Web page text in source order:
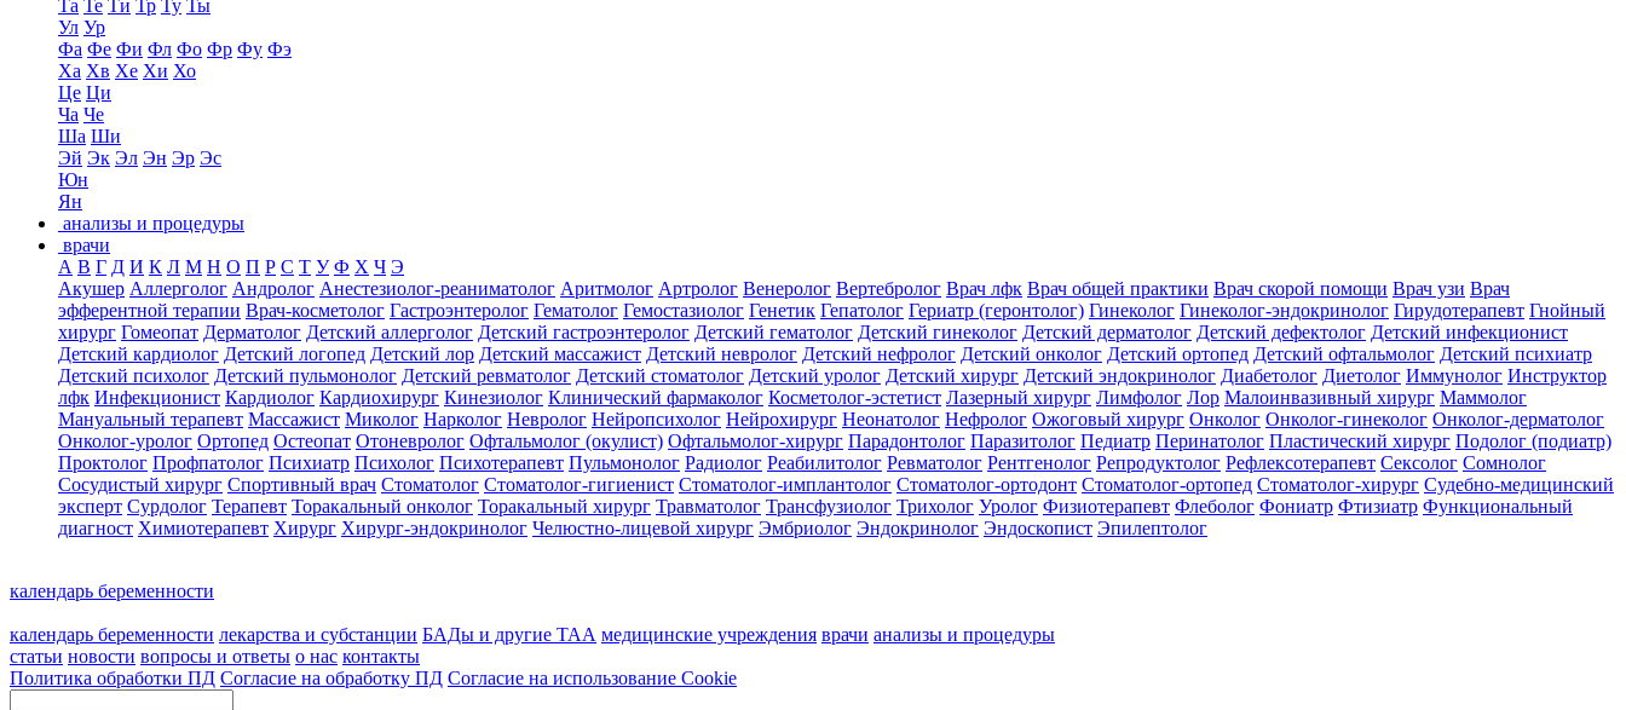
Та Те Ти Тр Ту Ты
Ул Ур
Фа Фе Фи Фл Фо Фр Фу Фэ
Ха Хв Хе Хи Хо
Це Ци
Ча Че
Ша Ши
Эй Эк Эл Эн Эр Эс
Юн
Ян
анализы и процедуры
врачи
А В Г Д И К Л М Н О П Р С Т У Ф Х Ч Э
Акушер Аллерголог Андролог Анестезиолог-реаниматолог Аритмолог Артролог Венеролог Вертебролог Врач лфк Врач общей практики Врач скорой помощи Врач узи Врач
эфферентной терапии Врач-косметолог Гастроэнтеролог Гематолог Гемостазиолог Генетик Гепатолог Гериатр (геронтолог) Гинеколог Гинеколог-эндокринолог Гирудотерапевт Гнойный
хирург Гомеопат Дерматолог Детский аллерголог Детский гастроэнтеролог Детский гематолог Детский гинеколог Детский дерматолог Детский дефектолог Детский инфекционист
Детский кардиолог Детский логопед Детский лор Детский массажист Детский невролог Детский нефролог Детский онколог Детский ортопед Детский офтальмолог Детский психиатр
Детский психолог Детский пульмонолог Детский ревматолог Детский стоматолог Детский уролог Детский хирург Детский эндокринолог Диабетолог Диетолог Иммунолог Инструктор
лфк Инфекционист Кардиолог Кардиохирург Кинезиолог Клинический фармаколог Косметолог-эстетист Лазерный хирург Лимфолог Лор Малоинвазивный хирург Маммолог
Мануальный терапевт Массажист Миколог Нарколог Невролог Нейропсихолог Нейрохирург Неонатолог Нефролог Ожоговый хирург Онколог Онколог-гинеколог Онколог-дерматолог
Онколог-уролог Ортопед Остеопат Отоневролог Офтальмолог (окулист) Офтальмолог-хирург Парадонтолог Паразитолог Педиатр Перинатолог Пластический хирург Подолог (подиатр)
Проктолог Профпатолог Психиатр Психолог Психотерапевт Пульмонолог Радиолог Реабилитолог Ревматолог Рентгенолог Репродуктолог Рефлексотерапевт Сексолог Сомнолог
Сосудистый хирург Спортивный врач Стоматолог Стоматолог-гигиенист Стоматолог-имплантолог Стоматолог-ортодонт Стоматолог-ортопед Стоматолог-хирург Судебно-медицинский
эксперт Сурдолог Терапевт Торакальный онколог Торакальный хирург Травматолог Трансфузиолог Трихолог Уролог Физиотерапевт Флеболог Фониатр Фтизиатр Функциональный
диагност Химиотерапевт Хирург Хирург-эндокринолог Челюстно-лицевой хирург Эмбриолог Эндокринолог Эндоскопист Эпилептолог
календарь беременности
календарь беременности лекарства и субстанции БАДы и другие ТАА медицинские учреждения врачи анализы и процедуры
статьи новости вопросы и ответы о нас контакты
Политика обработки ПД Согласие на обработку ПД Согласие на использование Cookie